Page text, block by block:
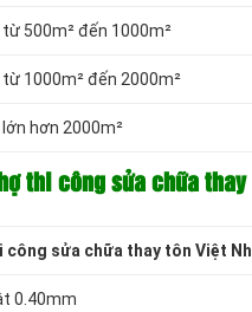
500m² đến 1000m²
1000m² đến 2000m²
hơn 2000m²
thi công sửa chữa
công sửa chữa thay tôn Việt
0.40mm